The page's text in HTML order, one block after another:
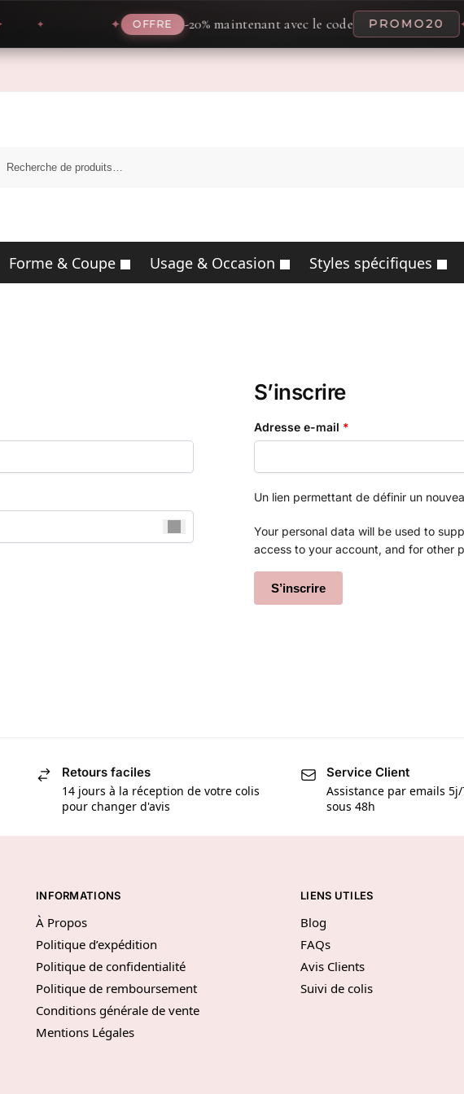
OFFRE -20% maintenant avec le code PROMO20 ✦
Forme & Coupe Usage & Occasion Styles spécifiques
S’inscrire
Adresse e-mail *
Un lien permettant de définir un
Your personal data will be used to
access to your account, and for other
S’inscrire
Retours faciles
14 jours à la réception de votre colis
pour changer d'avis
Service Client
Assistance par emails
sous 48h
INFORMATIONS
À Propos
Politique d’expédition
Politique de confidentialité
Politique de remboursement
Conditions générale de vente
Mentions Légales
LIENS UTILES
Blog
FAQs
Avis Clients
Suivi de colis